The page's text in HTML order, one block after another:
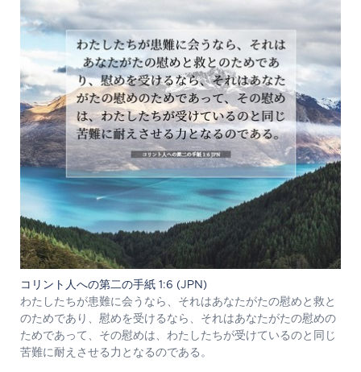
コリント人への第二の手紙 1:6 (JPN)
わたしたちが患難に会うなら、それはあなたがたの慰めと救と
のためであり、慰めを受けるなら、それはあなたがたの慰めの
ためであって、その慰めは、わたしたちが受けているのと同じ
苦難に耐えさせる力となるのである。